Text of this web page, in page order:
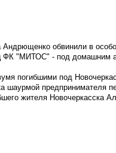
Андрющенко обвинили в
ФК "МИТОС" - под домашним
погибшими под
шаурмой предпринимателя
жителя Новочеркасска